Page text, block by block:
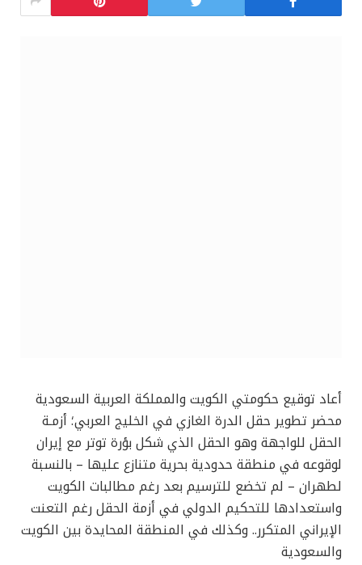
أعاد توقيع حكومتي الكويت والمملكة العربية السعودية
محضر تطوير حقل الدرة الغازي في الخليج العربي؛ أزمـة
الحقل للواجهة وهو الحقل الذي شكل بؤرة توتر مع إيران
لوقوعه في منطقة حدودية بحرية متنازع عليها – بالنسبة
لطهران – لم تخضع للترسيم بعد رغم مطالبات الكويت
واستعدادها للتحكيم الدولي في أزمة الحقل رغم التعنت
الإيراني المتكرر.. وكذلك في المنطقة المحايدة بين الكويت
والسعودية